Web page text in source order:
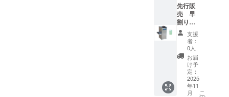
先行販
売 早
割り
【20%
OFF】
ハイブ
リッド
ヘル
メット
洗浄
機
MCH-
支援
者：
0人
お届
け予
定：
2025
年11
月
こ